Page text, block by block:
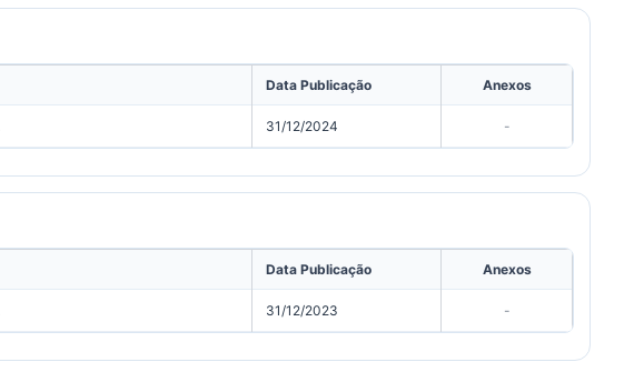
Data Publicação Anexos
31/12/2024 -
Data Publicação Anexos
31/12/2023 -